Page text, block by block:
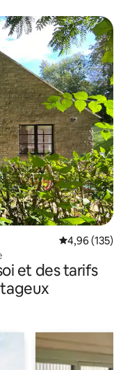
Évaluation
4,96 (135)
et des tarifs